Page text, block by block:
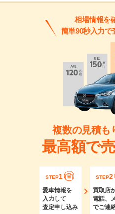
相場情報を
簡単90秒入力で
複数の見積も
最高額で
STEP1
愛車情報を
入力して
査定申し込み
STEP2
買取店
電話、
でご連